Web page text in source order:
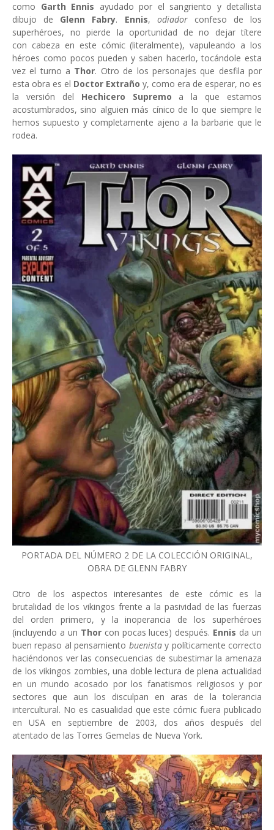
como Garth Ennis ayudado por el sangriento y detallista
dibujo de Glenn Fabry. Ennis, odiador confeso de los
superhéroes, no pierde la oportunidad de no dejar títere
con cabeza en este cómic (literalmente), vapuleando a los
héroes como pocos pueden y saben hacerlo, tocándole esta
vez el turno a Thor. Otro de los personajes que desfila por
esta obra es el Doctor Extraño y, como era de esperar, no es
la versión del Hechicero Supremo a la que estamos
acostumbrados, sino alguien más cínico de lo que siempre le
hemos supuesto y completamente ajeno a la barbarie que le
rodea.
PORTADA DEL NÚMERO 2 DE LA COLECCIÓN ORIGINAL,
OBRA DE GLENN FABRY
Otro de los aspectos interesantes de este cómic es la
brutalidad de los vikingos frente a la pasividad de las fuerzas
del orden primero, y la inoperancia de los superhéroes
(incluyendo a un Thorcon pocas luces) después. Ennis da un
buen repaso al pensamiento buenistay políticamente correcto
haciéndonos ver las consecuencias de subestimar la amenaza
de los vikingos zombies, una doble lectura de plena actualidad
en un mundo acosado por los fanatismos religiosos y por
sectores que aun los disculpan en aras de la tolerancia
intercultural. No es casualidad que este cómic fuera publicado
en USA en septiembre de 2003, dos años después del
atentado de las Torres Gemelas de Nueva York.